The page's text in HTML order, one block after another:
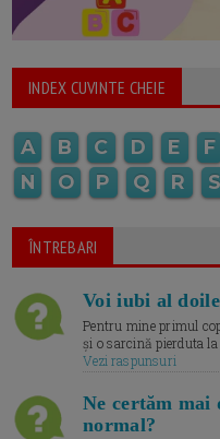
INDEX CUVINTE CHEIE
A B C D E F
N
O P Q R S
ÎNTREBARI
Voi iubi al
Pentru mine primul
și o sarcină pierduta
Vezi raspunsuri
Ne certăm mai
normal?